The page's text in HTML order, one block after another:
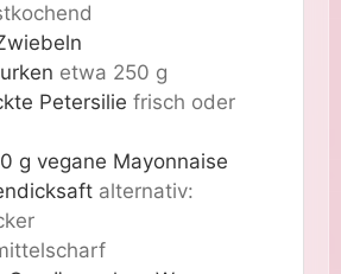
etwa 250 g
Petersilie frisch oder
g vegane Mayonnaise
alternativ: